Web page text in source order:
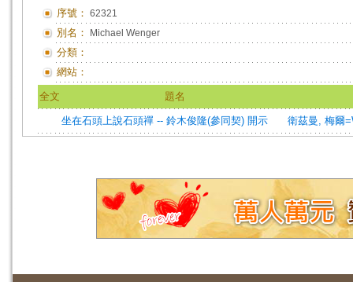
序號： 62321
別名： Michael Wenger
分類：
網站：
全文 題名
坐在石頭上說石頭禪 -- 鈴木俊隆(參同契) 開示 衛茲曼, 梅爾